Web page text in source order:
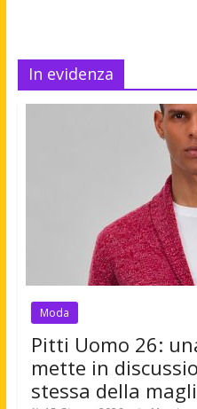
In evidenza
Moda
Pitti Uomo 26:
mette in
stessa della